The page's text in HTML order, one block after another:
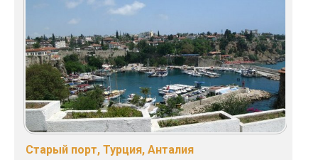
Старый порт, Турция, Анталия